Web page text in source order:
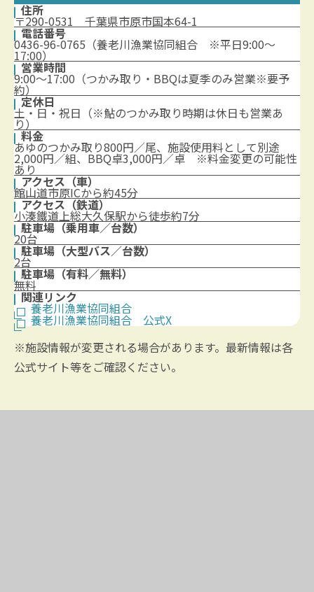
住所
〒290-0531 千葉県市原市国本64-1
電話番号
0436-96-0765（養老川漁業協同組合 ※平日9:00～
17:00）
営業時間
9:00～17:00（つかみ取り・BBQは夏季のみ営業※要予
約）
定休日
土・日・祝日（※鮎のつかみ取り時期は休日も営業あ
り）
料金
あゆのつかみ取り800円／尾、施設使用料として別途
2,000円／組、BBQ卓3,000円／卓 ※料金変更の可能性
あり
アクセス（車）
館山道市原ICから約45分
アクセス（鉄道）
小湊鐵道上総大久保駅から徒歩約7分
駐車場（乗用車／台数）
20台
駐車場（大型バス／台数）
2台
駐車場（有料／無料）
無料
関連リンク
養老川漁業協同組合
養老川漁業協同組合 公式X
※施設情報が変更される場合があります。最新情報は各
公式サイト等をご確認ください。